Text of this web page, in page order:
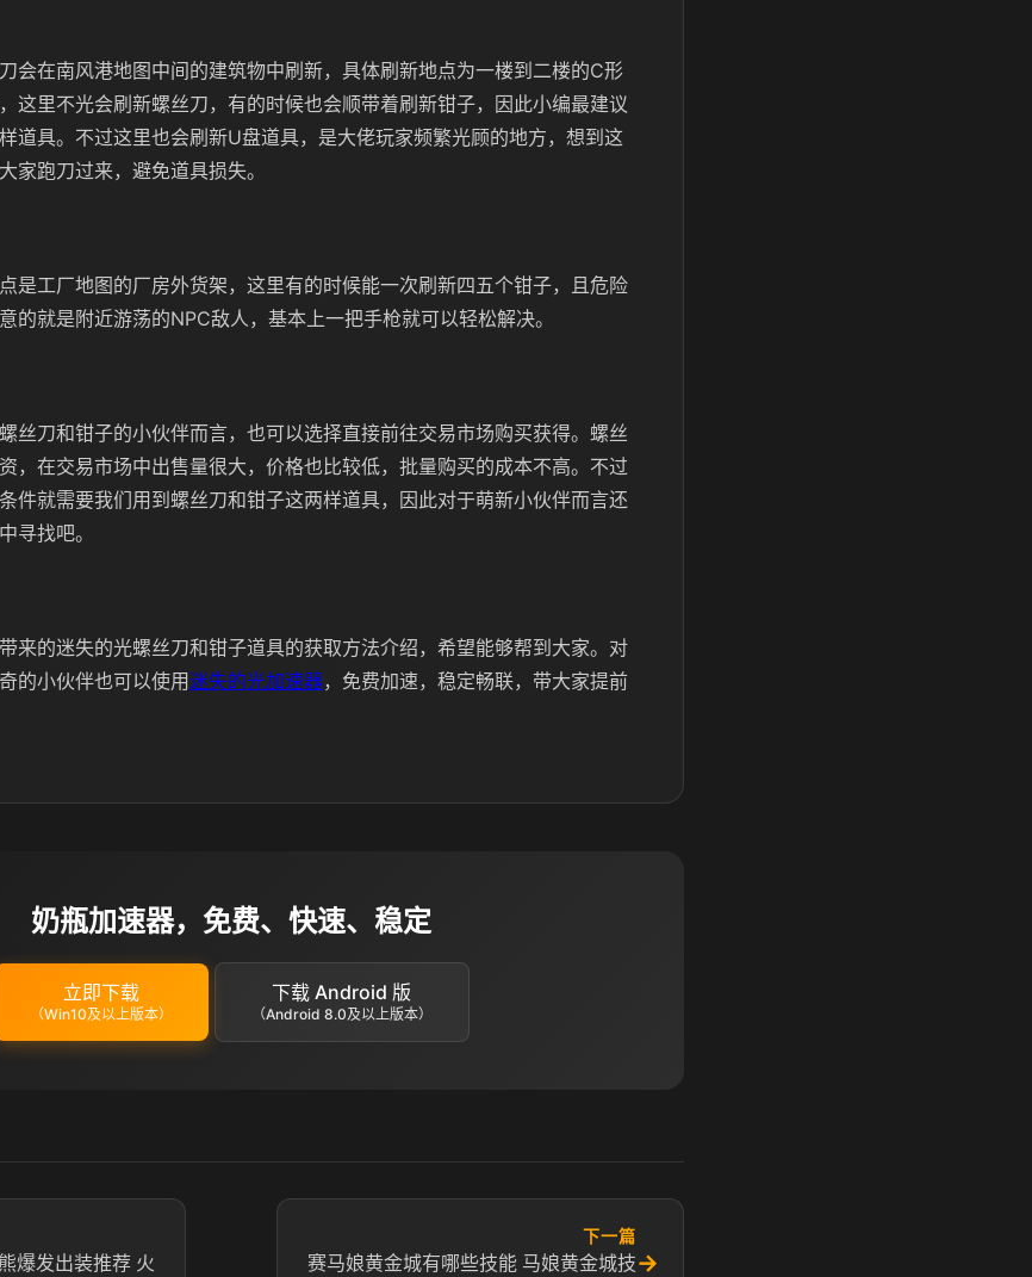
会在南风港地图中间的建筑物中刷新，具体刷新地点为一楼到二楼的C形
这里不光会刷新螺丝刀，有的时候也会顺带着刷新钳子，因此小编最建议
道具。不过这里也会刷新U盘道具，是大佬玩家频繁光顾的地方，想到这
家跑刀过来，避免道具损失。
是工厂地图的厂房外货架，这里有的时候能一次刷新四五个钳子，且危险
的就是附近游荡的NPC敌人，基本上一把手枪就可以轻松解决。
丝刀和钳子的小伙伴而言，也可以选择直接前往交易市场购买获得。螺丝
，在交易市场中出售量很大，价格也比较低，批量购买的成本不高。不过
件就需要我们用到螺丝刀和钳子这两样道具，因此对于萌新小伙伴而言还
寻找吧。
来的迷失的光螺丝刀和钳子道具的获取方法介绍，希望能够帮到大家。对
的小伙伴也可以使用迷失的光加速器，免费加速，稳定畅联，带大家提前
奶瓶加速器，免费、快速、稳定
立即下载
（Win10及以上版本）
下载 Android 版
（Android 8.0及以上版本）
爆发出装推荐 火
下一篇
赛马娘黄金城有哪些技能 马娘黄金城技→